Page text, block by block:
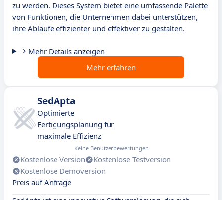
zu werden. Dieses System bietet eine umfassende Palette
von Funktionen, die Unternehmen dabei unterstützen,
ihre Abläufe effizienter und effektiver zu gestalten.
Mehr Details anzeigen
Mehr erfahren
SedApta
Optimierte
Fertigungsplanung für
maximale Effizienz
Keine Benutzerbewertungen
Kostenlose Version
Kostenlose Testversion
Kostenlose Demoversion
Preis auf Anfrage